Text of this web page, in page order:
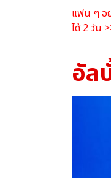
แฟน ๆ อ
ได้ 2 วัน
อัล